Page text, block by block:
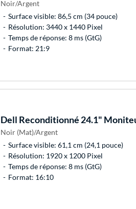
Noir/Argent
Surface visible: 86,5 cm (34 pouce)
Résolution: 3440 x 1440 Pixel
Temps de réponse: 8 ms (GtG)
Format: 21:9
Dell Reconditionné 24.1"
Noir (Mat)/Argent
Surface visible: 61,1 cm (24,1 pouce)
Résolution: 1920 x 1200 Pixel
Temps de réponse: 8 ms (GtG)
Format: 16:10